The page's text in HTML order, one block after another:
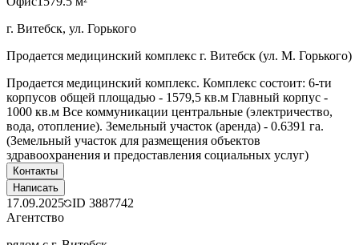
г. Витебск, ул. Горького
Продается медицинский комплекс г. Витебск (ул. М. Горького)
Продается медицинский комплекс. Комплекс состоит: 6-ти
корпусов общей площадью - 1579,5 кв.м Главный корпус -
1000 кв.м Все коммуникации центральные (электричество,
вода, отопление). Земельный участок (аренда) - 0.6391 га.
(Земельный участок для размещения объектов
здравоохранения и предоставления социальных услуг)
Контакты
Написать
17.09.2025 ID 3887742
Агентство